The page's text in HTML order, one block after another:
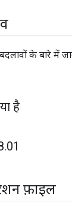
बदलावों के बारे में
है
.01
फ़ाइल